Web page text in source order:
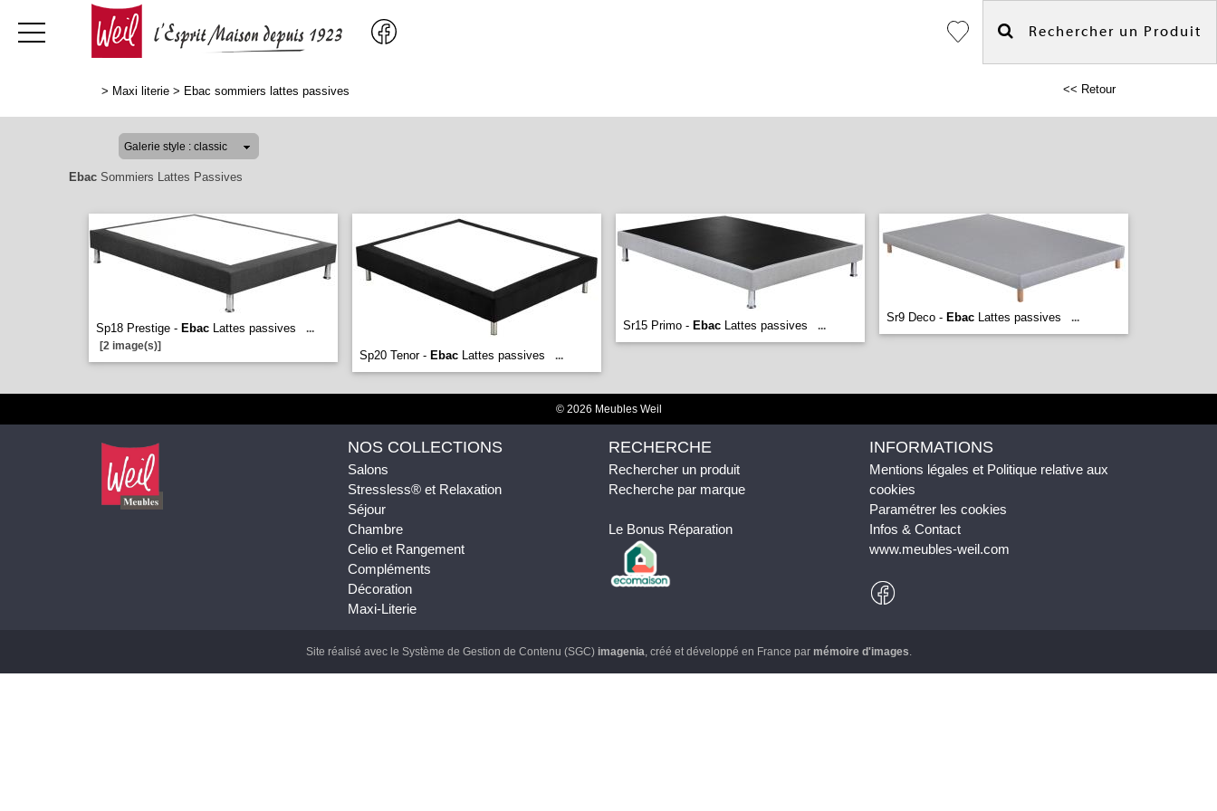
Rechercher un Produit
> Maxi literie > Ebac sommiers lattes passives << Retour
Ebac Sommiers Lattes Passives
Sp18 Prestige - Ebac Lattes passives
...
[2 image(s)]
Sp20 Tenor - Ebac Lattes passives ...
Sr15 Primo - Ebac Lattes passives ...
Sr9 Deco - Ebac Lattes passives ...
© 2026 Meubles Weil
NOS COLLECTIONS
Salons
Stressless® et Relaxation
Séjour
Chambre
Celio et Rangement
Compléments
Décoration
Maxi-Literie
RECHERCHE
Rechercher un produit
Recherche par marque
Le Bonus Réparation
INFORMATIONS
Mentions légales et Politique relative aux
cookies
Paramétrer les cookies
Infos & Contact
www.meubles-weil.com
Site réalisé avec le Système de Gestion de Contenu (SGC) imagenia, créé et développé en France par mémoire d'images.